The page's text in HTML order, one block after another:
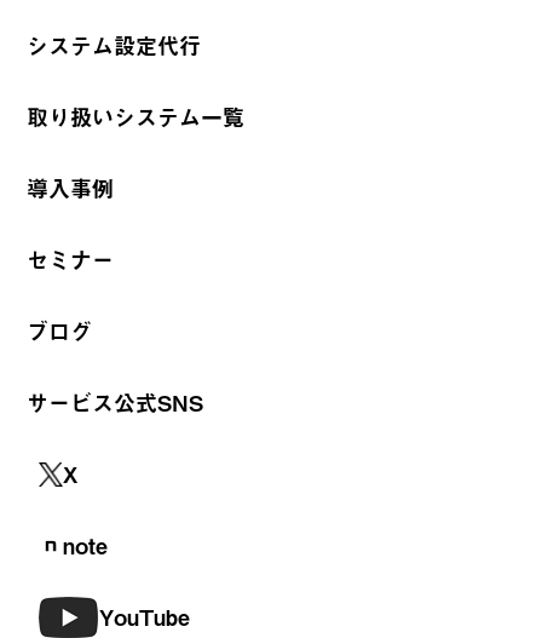
システム設定代行
取り扱いシステム一覧
導入事例
セミナー
ブログ
サービス公式SNS
X
note
YouTube